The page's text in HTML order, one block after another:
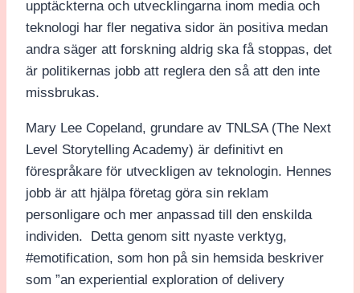
upptäckterna och utvecklingarna inom media och
teknologi har fler negativa sidor än positiva medan
andra säger att forskning aldrig ska få stoppas, det
är politikernas jobb att reglera den så att den inte
missbrukas.
Mary Lee Copeland, grundare av TNLSA (The Next
Level Storytelling Academy) är definitivt en
förespråkare för utveckligen av teknologin. Hennes
jobb är att hjälpa företag göra sin reklam
personligare och mer anpassad till den enskilda
individen. Detta genom sitt nyaste verktyg,
#emotification, som hon på sin hemsida beskriver
som ”an experiential exploration of delivery